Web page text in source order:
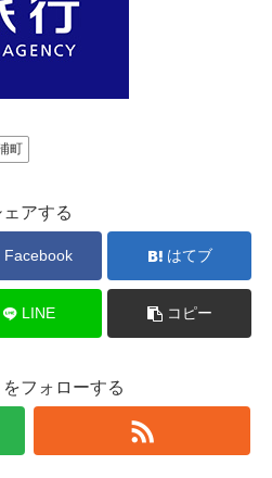
町
ェアする
Facebook はてブ
LINE コピー
フォローする